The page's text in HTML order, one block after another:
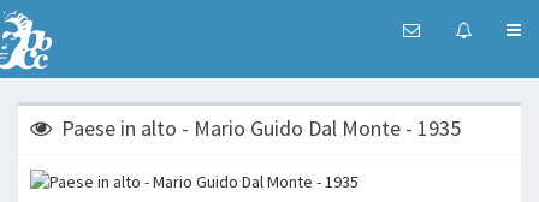
Paese in alto - Mario Guido Dal Monte - 1935